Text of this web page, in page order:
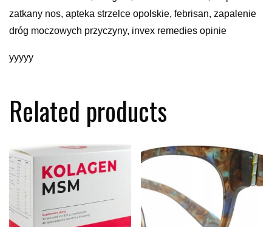
zatkany nos, apteka strzelce opolskie, febrisan, zapalenie
dróg moczowych przyczyny, invex remedies opinie
yyyyy
Related products